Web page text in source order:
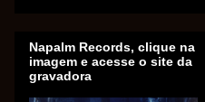
Napalm Records, clique na
imagem e acesse o site da
gravadora